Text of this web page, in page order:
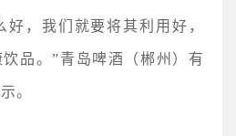
好，我们就要将其利用好，
品。”青岛啤酒（郴州）有
。